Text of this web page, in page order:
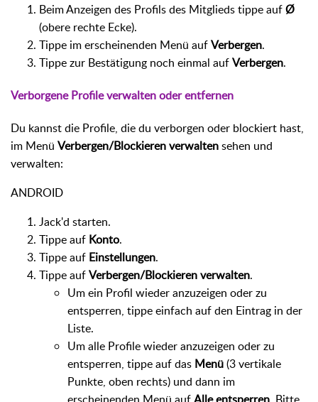
Beim Anzeigen des Profils des Mitglieds tippe aufØ
(obere rechte Ecke).
Tippe im erscheinenden Menü aufVerbergen.
Tippe zur Bestätigung noch einmal aufVerbergen.
Verborgene Profile verwalten oder entfernen
Du kannst die Profile, die du verborgen oder blockiert hast,
im Menü Verbergen/Blockieren verwaltensehen und
verwalten:
ANDROID
Jack'd starten.
Tippe auf Konto.
Tippe auf Einstellungen.
Tippe aufVerbergen/Blockieren verwalten.
Um ein Profil wieder anzuzeigen oder zu
entsperren, tippe einfach auf den Eintrag in der
Liste.
Um alle Profile wieder anzuzeigen oder zu
entsperren, tippe auf das Menü(3 vertikale
Punkte, oben rechts) und dann im